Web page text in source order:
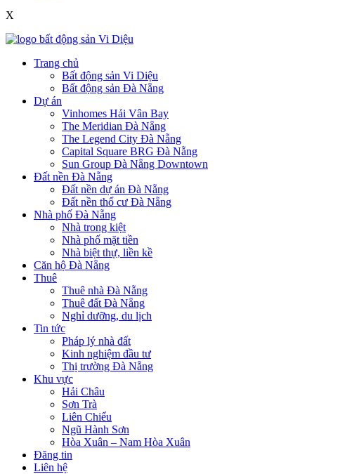
X
Trang chủ
Bất động sản Vi Diệu
Bất động sản Đà Nẵng
Dự án
Vinhomes Hải Vân Bay
The Meridian Đà Nẵng
The Legend City Đà Nẵng
Capital Square BRG Đà Nẵng
Sun Group Đà Nẵng Downtown
Đất nền Đà Nẵng
Đất nền dự án Đà Nẵng
Đất nền thổ cư Đà Nẵng
Nhà phố Đà Nẵng
Nhà trong kiệt
Nhà phố mặt tiền
Nhà biệt thự, liền kề
Căn hộ Đà Nẵng
Thuê
Thuê nhà Đà Nẵng
Thuê đất Đà Nẵng
Nghỉ dưỡng, du lịch
Tin tức
Pháp lý nhà đất
Kinh nghiệm đầu tư
Thị trường Đà Nẵng
Khu vực
Hải Châu
Sơn Trà
Liên Chiểu
Ngũ Hành Sơn
Hòa Xuân – Nam Hòa Xuân
Đăng tin
Liên hệ